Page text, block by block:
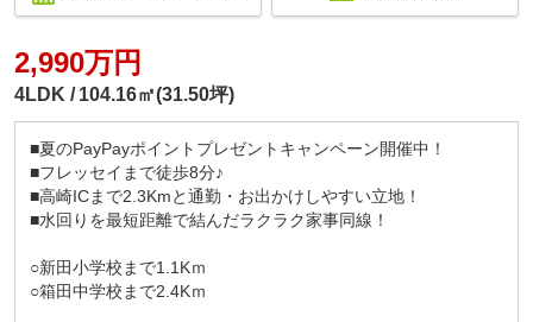
2,990万円
4LDK 104.16㎡(31.50坪)
■夏のPayPayポイントプレゼントキャンペーン開催中！
■フレッセイまで徒歩8分♪
■高崎ICまで2.3Kmと通勤・お出かけしやすい立地！
■水回りを最短距離で結んだラクラク家事同線！
○新田小学校まで1.1Kｍ
○箱田中学校まで2.4Kｍ